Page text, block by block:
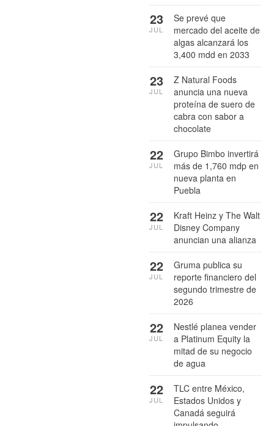
Se prevé que
mercado del aceite de
algas alcanzará los
3,400 mdd en 2033
23
JUL
Z Natural Foods
anuncia una nueva
proteína de suero de
cabra con sabor a
chocolate
23
JUL
Grupo Bimbo invertirá
más de 1,760 mdp en
nueva planta en
Puebla
22
JUL
Kraft Heinz y The Walt
Disney Company
anuncian una alianza
22
JUL
Gruma publica su
reporte financiero del
segundo trimestre de
2026
22
JUL
Nestlé planea vender
a Platinum Equity la
mitad de su negocio
de agua
22
JUL
TLC entre México,
Estados Unidos y
Canadá seguirá
22
JUL